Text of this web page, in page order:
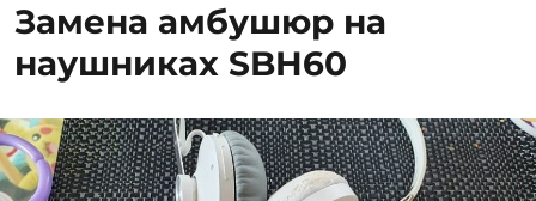
Замена амбушюр на
наушниках SBH60